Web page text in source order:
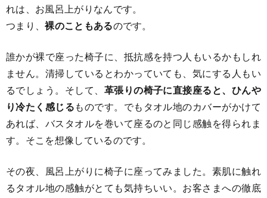
れは、お風呂上がりなんです。
つまり、裸のこともあるのです。
誰かが裸で座った椅子に、抵抗感を持つ人もいるかもしれ
ません。清掃しているとわかっていても、気にする人もい
るでしょう。そして、 革張りの椅子に直接座ると、ひんや
り冷たく感じるものです。でもタオル地のカバーがかけて
あれば、バスタオルを巻いて座るのと同じ感触を得られま
す。そこを想像しているのです。
その夜、風呂上がりに椅子に座ってみました。素肌に触れ
るタオル地の感触がとても気持ちいい。お客さまへの徹底